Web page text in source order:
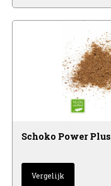
Schoko Power Plus
Vergelijk